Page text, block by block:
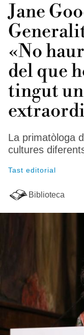
Jane
«No
del que
tingut
La primatòloga
cultures
Tast editorial
Biblioteca